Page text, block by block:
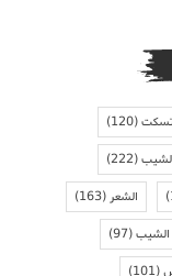
تسكت(120)
الشيب(222)
الشعر(163)
الشيب(97)
(101)